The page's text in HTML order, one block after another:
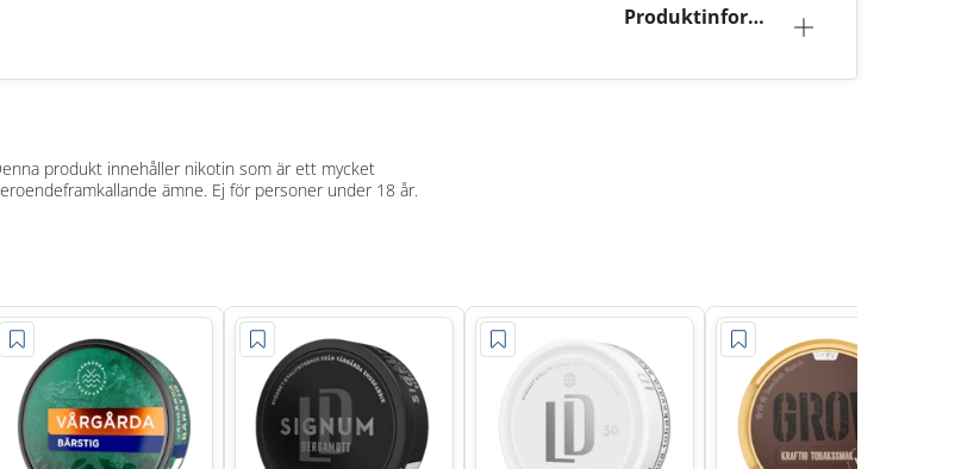
Produktinforma
produkt innehåller nikotin som är ett mycket
ämne. Ej för personer under 18 år.